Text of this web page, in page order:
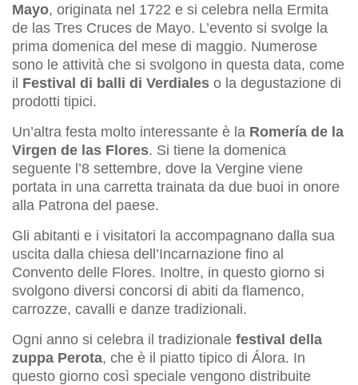
Mayo, originata nel 1722 e si celebra nella Ermita
de las Tres Cruces de Mayo. L’evento si svolge la
prima domenica del mese di maggio. Numerose
sono le attività che si svolgono in questa data, come
il Festival di balli di Verdiales o la degustazione di
prodotti tipici.
Un’altra festa molto interessante è la Romería de la
Virgen de las Flores. Si tiene la domenica
seguente l’8 settembre, dove la Vergine viene
portata in una carretta trainata da due buoi in onore
alla Patrona del paese.
Gli abitanti e i visitatori la accompagnano dalla sua
uscita dalla chiesa dell’Incarnazione fino al
Convento delle Flores. Inoltre, in questo giorno si
svolgono diversi concorsi di abiti da flamenco,
carrozze, cavalli e danze tradizionali.
Ogni anno si celebra il tradizionale festival della
zuppa Perota, che è il piatto tipico di Álora. In
questo giorno così speciale vengono distribuite